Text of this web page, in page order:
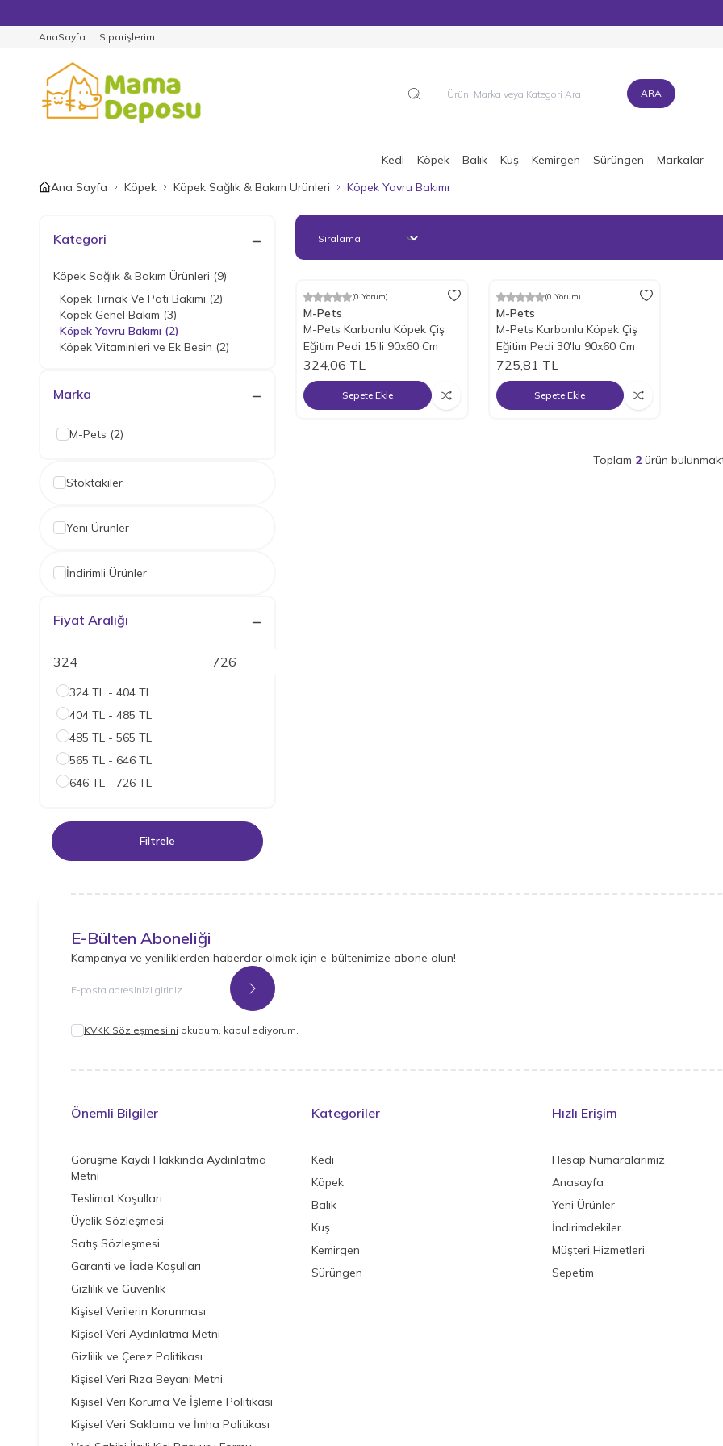
AnaSayfa Siparişlerim
ARA
Kedi Köpek Balık Kuş Kemirgen Sürüngen
Markalar
Ana Sayfa
Köpek Köpek Sağlık & Bakım Ürünleri Köpek Yavru Bakımı
Kategori
Köpek Sağlık & Bakım Ürünleri (9)
Köpek Tırnak Ve Pati Bakımı (2)
Köpek Genel Bakım (3)
Köpek Yavru Bakımı (2)
Köpek Vitaminleri ve Ek Besin (2)
Marka
M-Pets (2)
Stoktakiler
Yeni Ürünler
İndirimli Ürünler
Fiyat Aralığı
324 TL - 404 TL
404 TL - 485 TL
485 TL - 565 TL
565 TL - 646 TL
646 TL - 726 TL
Filtrele
(0 Yorum)
M-Pets
M-Pets Karbonlu Köpek Çiş
Eğitim Pedi 15'li 90x60 Cm
324,06 TL
Sepete Ekle
(0 Yorum)
M-Pets
M-Pets Karbonlu Köpek Çiş
Eğitim Pedi 30'lu 90x60 Cm
725,81 TL
Sepete Ekle
Toplam 2ürün
E-Bülten Aboneliği
Kampanya ve yeniliklerden haberdar olmak için e-bültenimize abone olun!
Kayıt Ol
KVKK Sözleşmesi'ni okudum, kabul ediyorum.
Önemli Bilgiler
Görüşme Kaydı Hakkında Aydınlatma
Metni
Teslimat Koşulları
Üyelik Sözleşmesi
Satış Sözleşmesi
Garanti ve İade Koşulları
Gizlilik ve Güvenlik
Kişisel Verilerin Korunması
Kişisel Veri Aydınlatma Metni
Gizlilik ve Çerez Politikası
Kişisel Veri Rıza Beyanı Metni
Kişisel Veri Koruma Ve İşleme Politikası
Kişisel Veri Saklama ve İmha Politikası
Kategoriler
Kedi
Köpek
Balık
Kuş
Kemirgen
Sürüngen
Hızlı Erişim
Hesap Numaralarımız
Anasayfa
Yeni Ürünler
İndirimdekiler
Müşteri Hizmetleri
Sepetim